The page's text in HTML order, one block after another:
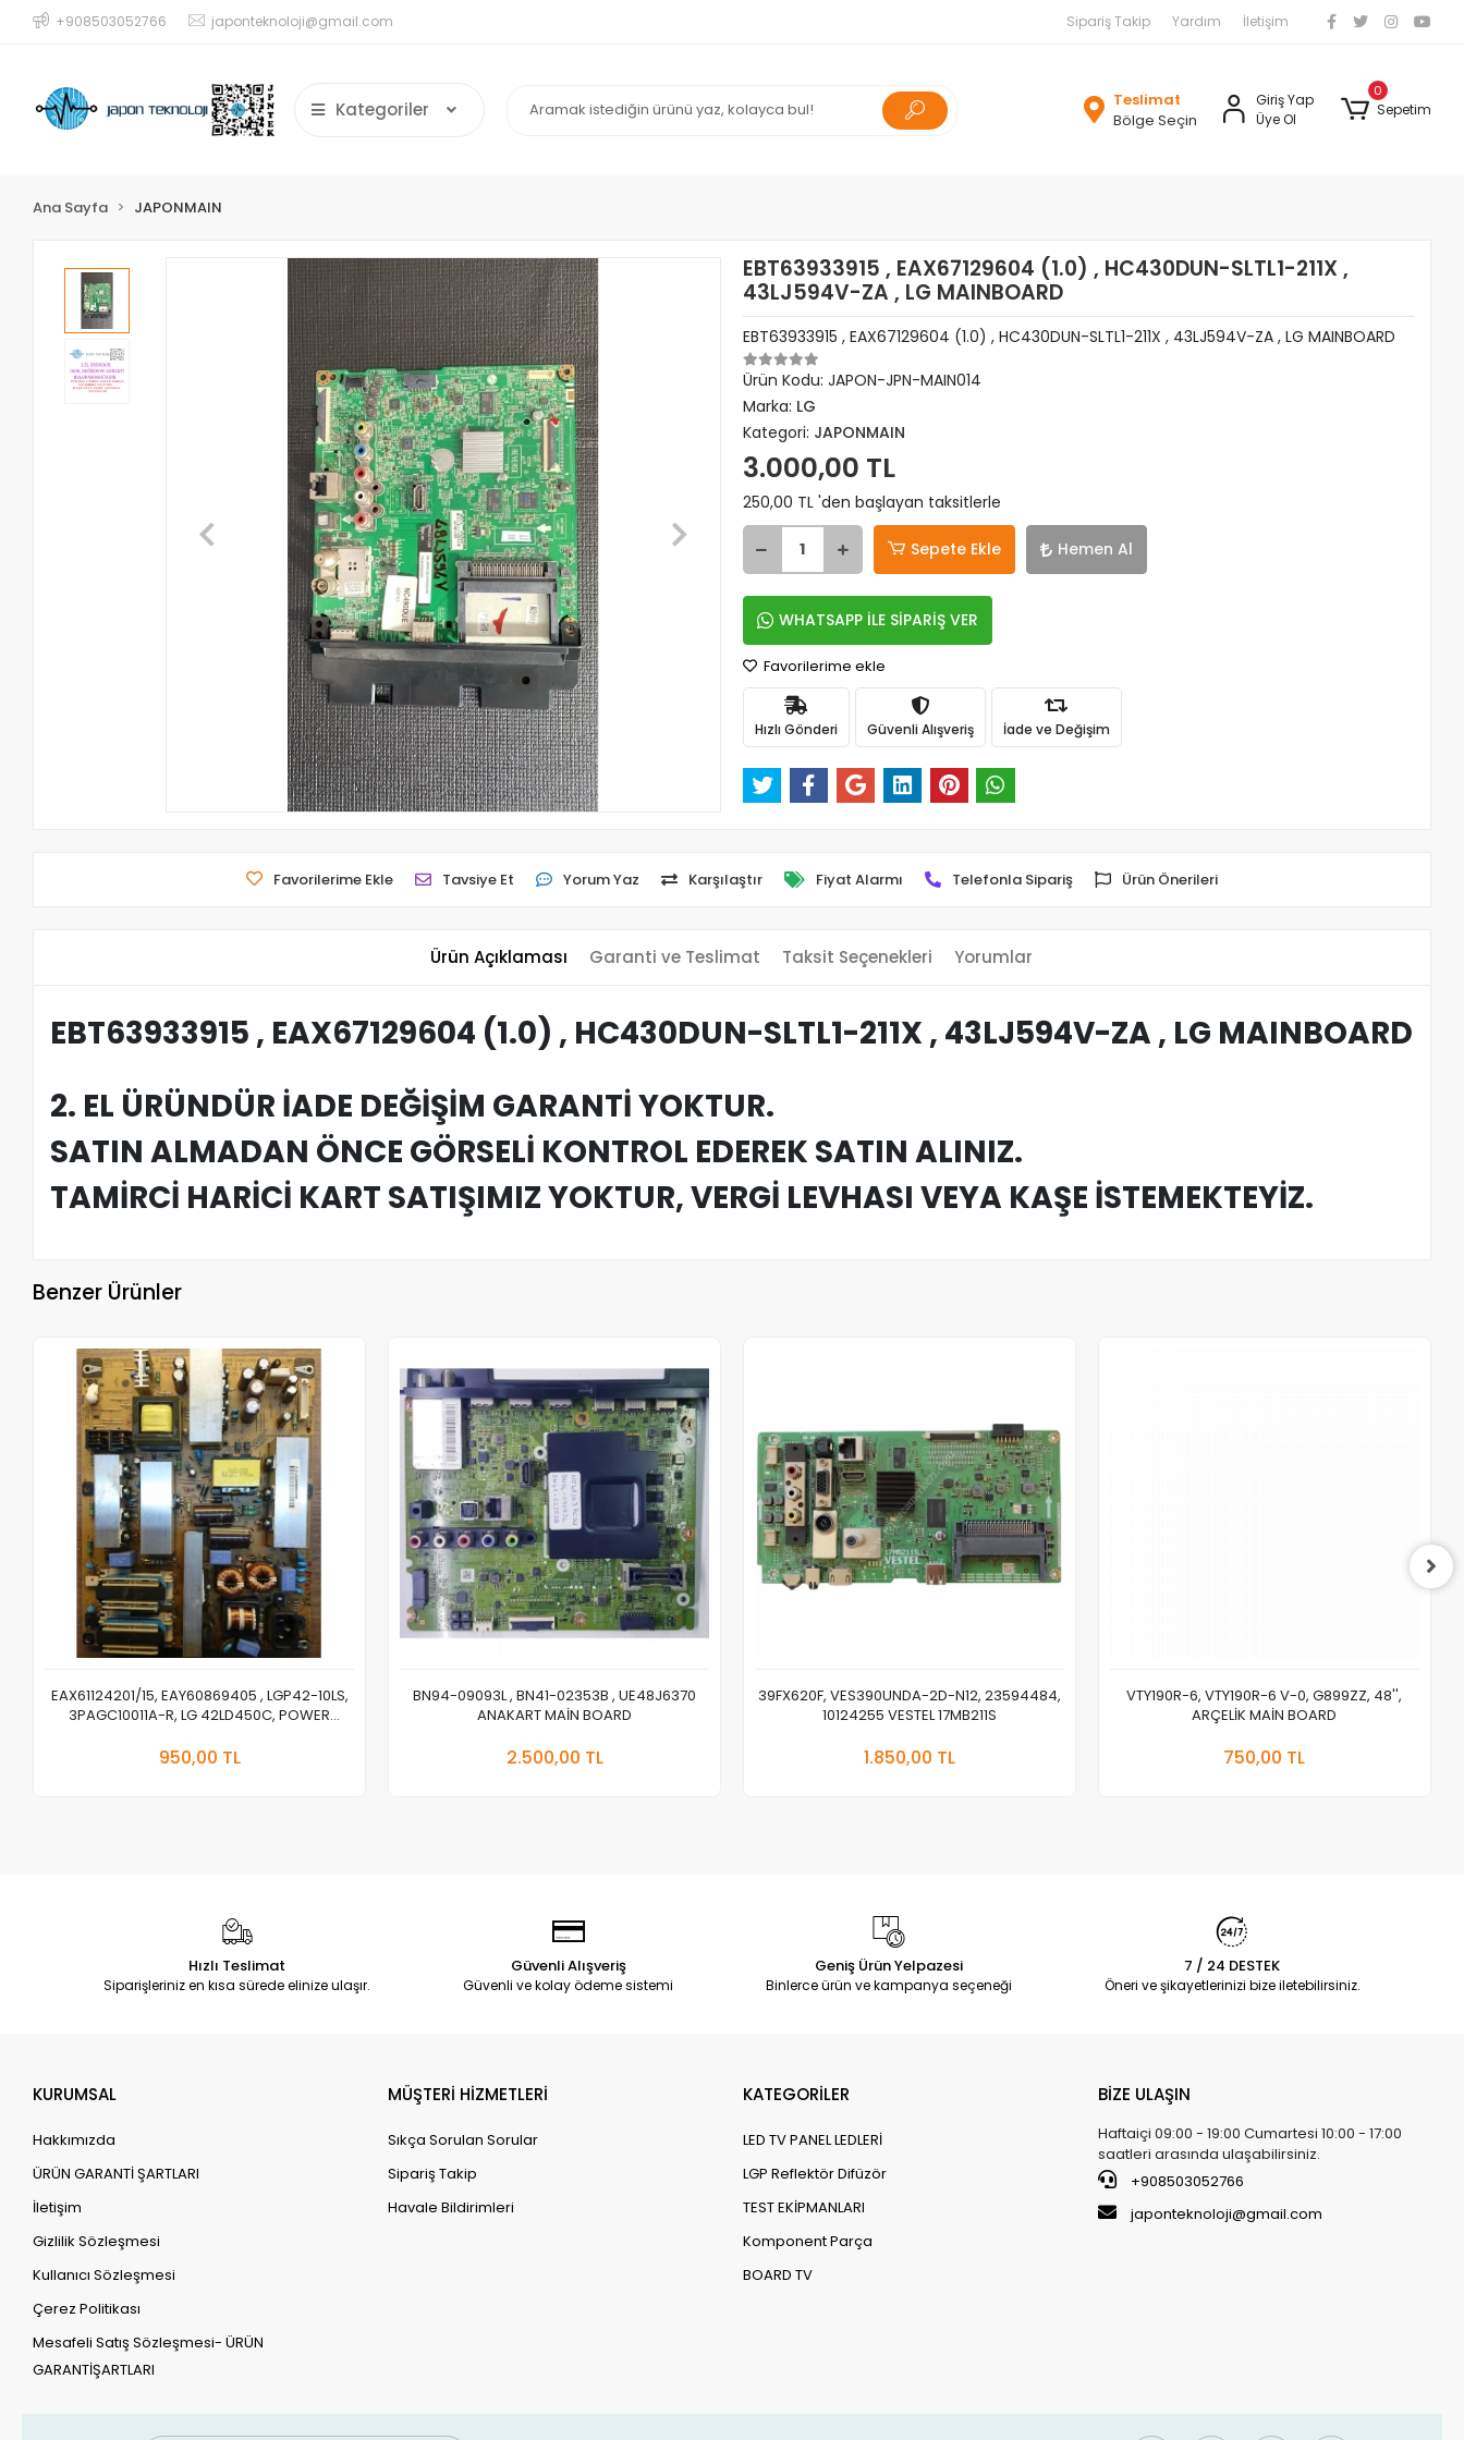
+908503052766 japonteknoloji@gmail.com Sipariş Takip Yardım İletişim
Kategoriler
Teslimat
Bölge Seçin
Giriş Yap
Üye Ol
0
Sepetim
Ana Sayfa JAPONMAIN
EBT63933915 , EAX67129604 (1.0) , HC430DUN-SLTL1-211X ,
43LJ594V-ZA , LG MAINBOARD
EBT63933915 , EAX67129604 (1.0) , HC430DUN-SLTL1-211X , 43LJ594V-ZA , LG MAINBOARD
Ürün Kodu: JAPON-JPN-MAIN014
Marka: LG
Kategori: JAPONMAIN
3.000,00 TL
250,00 TL 'den başlayan taksitlerle
Sepete Ekle Hemen Al
WHATSAPP İLE SİPARİŞ VER
Favorilerime ekle
Hızlı Gönderi Güvenli Alışveriş İade ve Değişim
Favorilerime Ekle Tavsiye Et Yorum Yaz Karşılaştır Fiyat Alarmı Telefonla Sipariş Ürün Önerileri
Ürün Açıklaması Garanti ve Teslimat Taksit Seçenekleri Yorumlar
EBT63933915 , EAX67129604 (1.0) , HC430DUN-SLTL1-211X , 43LJ594V-ZA , LG MAINBOARD
2. EL ÜRÜNDÜR İADE DEĞİŞİM GARANTİ YOKTUR.
SATIN ALMADAN ÖNCE GÖRSELİ KONTROL EDEREK SATIN ALINIZ.
TAMİRCİ HARİCİ KART SATIŞIMIZ YOKTUR, VERGİ LEVHASI VEYA KAŞE İSTEMEKTEYİZ.
Benzer Ürünler
EAX61124201/15, EAY60869405 , LGP42-10LS,
3PAGC10011A-R, LG 42LD450C, POWER
950,00 TL
BN94-09093L , BN41-02353B , UE48J6370
ANAKART MAİN BOARD
2.500,00 TL
39FX620F, VES390UNDA-2D-N12, 23594484,
10124255 VESTEL 17MB211S
1.850,00 TL
VTY190R-6, VTY190R-6 V-0, G899ZZ, 48'',
ARÇELİK MAİN BOARD
750,00 TL
Hızlı Teslimat
Siparişleriniz en kısa sürede elinize ulaşır.
Güvenli Alışveriş
Güvenli ve kolay ödeme sistemi
Geniş Ürün Yelpazesi
Binlerce ürün ve kampanya seçeneği
7 / 24 DESTEK
Öneri ve şikayetlerinizi bize iletebilirsiniz.
KURUMSAL
Hakkımızda
ÜRÜN GARANTİ ŞARTLARI
İletişim
Gizlilik Sözleşmesi
Kullanıcı Sözleşmesi
Çerez Politikası
Mesafeli Satış Sözleşmesi- ÜRÜN
GARANTİŞARTLARI
MÜŞTERİ HİZMETLERİ
Sıkça Sorulan Sorular
Sipariş Takip
Havale Bildirimleri
KATEGORİLER
LED TV PANEL LEDLERİ
LGP Reflektör Difüzör
TEST EKİPMANLARI
Komponent Parça
BOARD TV
BİZE ULAŞIN
Haftaiçi 09:00 - 19:00 Cumartesi 10:00 - 17:00
saatleri arasında ulaşabilirsiniz.
+908503052766
japonteknoloji@gmail.com